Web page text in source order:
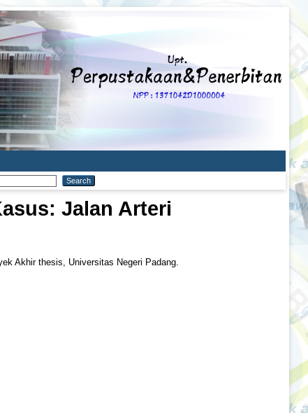
Jalan Arteri
Akhir thesis, Universitas Negeri Padang.